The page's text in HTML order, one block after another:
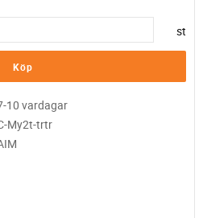
st
Köp
10 vardagar
My2t-trtr